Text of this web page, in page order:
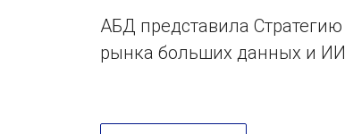
АБД представила Стратегию
рынка больших данных и